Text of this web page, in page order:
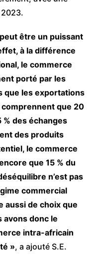
2023.
être un puissant
à la différence
le commerce
porté par les
que les exportations
que 20
% des échanges
des produits
le commerce
que 15 % du
n’est pas
commercial
aussi de choix que
avons donc le
intra-africain
», a ajouté S.E.